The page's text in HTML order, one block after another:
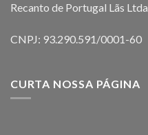
Recanto de Portugal Lãs Ltda
CNPJ: 93.290.591/0001-60
CURTA NOSSA PÁGINA